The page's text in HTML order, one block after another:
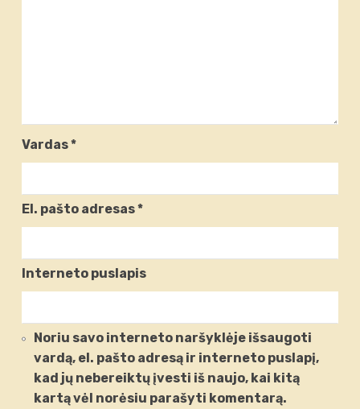
Vardas*
El. pašto adresas*
Interneto puslapis
Noriu savo interneto naršyklėje išsaugoti
vardą, el. pašto adresą ir interneto puslapį,
kad jų nebereiktų įvesti iš naujo, kai kitą
kartą vėl norėsiu parašyti komentarą.